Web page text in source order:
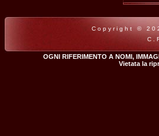
Copyright ©
OGNI RIFERIMENTO A NOMI,
Vietata la